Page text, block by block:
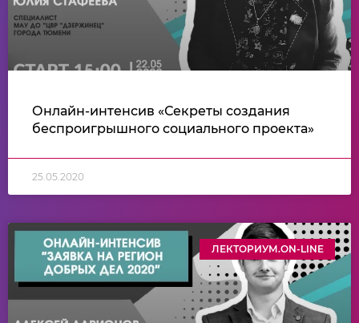
Онлайн-интенсив «Секреты создания
беспроигрышного социального проекта»
25.05.2020
ЛЕКТОРИУМ.ON-LINE